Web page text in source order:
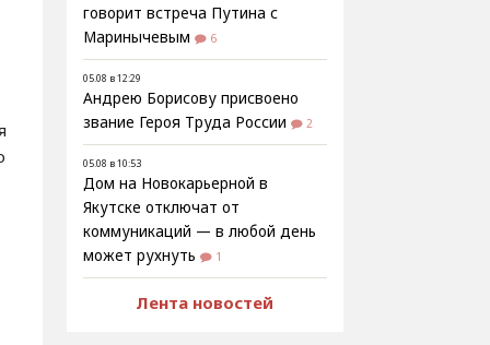
говорит встреча Путина с
Маринычевым
6
05.08 в 12:29
Андрею Борисову присвоено
звание Героя Труда России
2
05.08 в 10:53
Дом на Новокарьерной в
Якутске отключат от
коммуникаций — в любой день
может рухнуть
1
Лента новостей